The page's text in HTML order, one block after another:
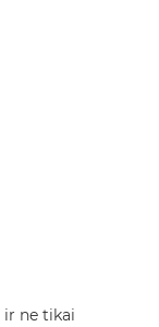
ir ne tikai